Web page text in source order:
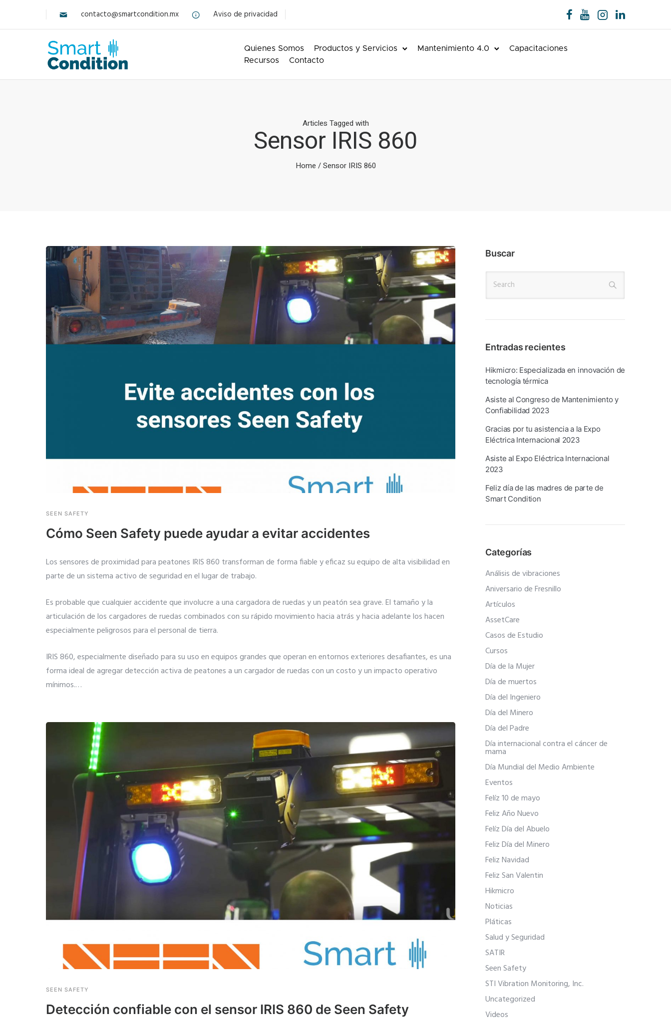
contacto@smartcondition.mx Aviso de privacidad
Quienes Somos Productos y Servicios Mantenimiento 4.0
Capacitaciones
Recursos
Contacto
Articles Tagged with
Sensor IRIS 860
Home / Sensor IRIS 860
SEEN SAFETY
Cómo Seen Safety puede ayudar a evitar accidentes
Los sensores de proximidad para peatones IRIS 860 transforman de forma fiable y eficaz su equipo de alta visibilidad en
parte de un sistema activo de seguridad en el lugar de trabajo.
Es probable que cualquier accidente que involucre a una cargadora de ruedas y un peatón sea grave. El tamaño y la
articulación de los cargadores de ruedas combinados con su rápido movimiento hacia atrás y hacia adelante los hacen
especialmente peligrosos para el personal de tierra.
IRIS 860, especialmente diseñado para su uso en equipos grandes que operan en entornos exteriores desafiantes, es una
forma ideal de agregar detección activa de peatones a un cargador de ruedas con un costo y un impacto operativo
mínimos.…
SEEN SAFETY
Detección confiable con el sensor IRIS 860 de Seen Safety
Buscar
Entradas recientes
Hikmicro: Especializada en innovación de
tecnología térmica
Asiste al Congreso de Mantenimiento y
Confiabilidad 2023
Gracias por tu asistencia a la Expo
Eléctrica Internacional 2023
Asiste al Expo Eléctrica Internacional
2023
Feliz día de las madres de parte de
Smart Condition
Categorías
Análisis de vibraciones
Aniversario de Fresnillo
Artículos
AssetCare
Casos de Estudio
Cursos
Día de la Mujer
Día de muertos
Día del Ingeniero
Día del Minero
Día del Padre
Día internacional contra el cáncer de
mama
Día Mundial del Medio Ambiente
Eventos
Felíz 10 de mayo
Feliz Año Nuevo
Felíz Día del Abuelo
Feliz Día del Minero
Feliz Navidad
Feliz San Valentin
Hikmicro
Noticias
Pláticas
Salud y Seguridad
SATIR
Seen Safety
STI Vibration Monitoring, Inc.
Uncategorized
Videos